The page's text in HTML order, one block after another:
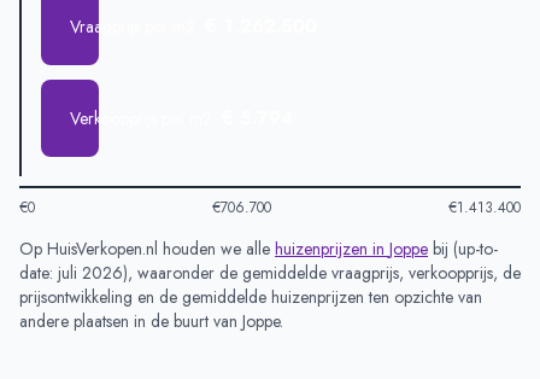
Vraagprijs per m2
Verkoopprijs per m2
€0 €706.700 €1.413.400
Op HuisVerkopen.nl houden we alle huizenprijzen in Joppe bij (up-to-
date: juli 2026), waaronder de gemiddelde vraagprijs, verkoopprijs, de
prijsontwikkeling en de gemiddelde huizenprijzen ten opzichte van
andere plaatsen in de buurt van Joppe.